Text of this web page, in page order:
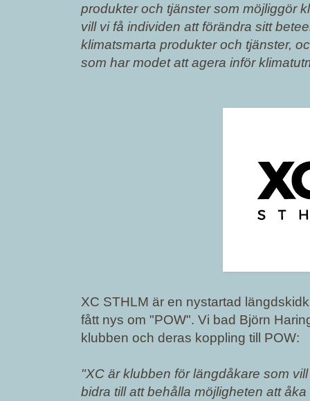
produkter och tjänster som möjliggör
vill vi få individen att förändra sitt
klimatsmarta produkter och tjänster,
som har modet att agera inför
XC STHLM är en nystartad
fått nys om "POW". Vi bad Björn
klubben och deras koppling till POW:
"XC är klubben för längdåkare som
bidra till att behålla möjligheten att